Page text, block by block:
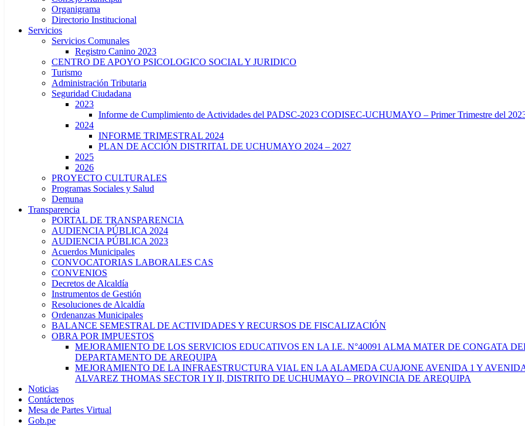
Organigrama
Directorio Institucional
Servicios
Servicios Comunales
Registro Canino 2023
CENTRO DE APOYO PSICOLOGICO SOCIAL Y JURIDICO
Turismo
Administración Tributaria
Seguridad Ciudadana
2023
Informe de Cumplimiento de Actividades del PADSC-2023 CODISEC-UCHUMAYO – Primer Trimestre del
2024
INFORME TRIMESTRAL 2024
PLAN DE ACCIÓN DISTRITAL DE UCHUMAYO 2024 – 2027
2025
2026
PROYECTO CULTURALES
Programas Sociales y Salud
Demuna
Transparencia
PORTAL DE TRANSPARENCIA
AUDIENCIA PÚBLICA 2024
AUDIENCIA PÚBLICA 2023
Acuerdos Municipales
CONVOCATORIAS LABORALES CAS
CONVENIOS
Decretos de Alcaldía
Instrumentos de Gestión
Resoluciones de Alcaldía
Ordenanzas Municipales
BALANCE SEMESTRAL DE ACTIVIDADES Y RECURSOS DE FISCALIZACIÓN
OBRA POR IMPUESTOS
MEJORAMIENTO DE LOS SERVICIOS EDUCATIVOS EN LA I.E. N°40091 ALMA MATER DE CONGATA
DEPARTAMENTO DE AREQUIPA
MEJORAMIENTO DE LA INFRAESTRUCTURA VIAL EN LA ALAMEDA CUAJONE AVENIDA 1 Y
ALVAREZ THOMAS SECTOR I Y II, DISTRITO DE UCHUMAYO – PROVINCIA DE AREQUIPA
Noticias
Contáctenos
Mesa de Partes Virtual
Gob.pe